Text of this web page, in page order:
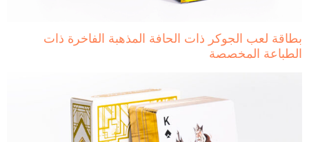
لعب الجوكر ذات الحافة المذهبة الفاخرة ذات
المخصصة